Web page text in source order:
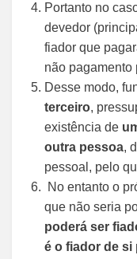
Portanto no
devedor
fiador que
não pagamento
Desse modo,
terceiro,
existência de
outra pessoa,
pessoal, pelo
No entanto o
que não seria
poderá ser
é o fiador de si